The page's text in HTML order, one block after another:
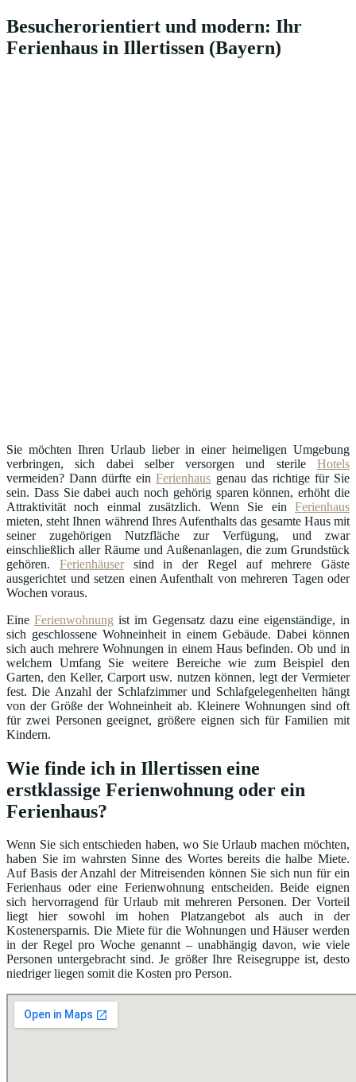
Besucherorientiert und modern: Ihr
Ferienhaus in Illertissen (Bayern)
Sie möchten Ihren Urlaub lieber in einer heimeligen Umgebung
verbringen, sich dabei selber versorgen und sterile Hotels
vermeiden? Dann dürfte einFerienhaus genau das richtige für Sie
sein. Dass Sie dabei auch noch gehörig sparen können, erhöht die
Attraktivität noch einmal zusätzlich. Wenn Sie ein Ferienhaus
mieten, steht Ihnen während Ihres Aufenthalts das gesamte Haus mit
seiner zugehörigen Nutzfläche zur Verfügung, und zwar
einschließlich aller Räume und Außenanlagen, die zum Grundstück
gehören. Ferienhäusersind in der Regel auf mehrere Gäste
ausgerichtet und setzen einen Aufenthalt von mehreren Tagen oder
Wochen voraus.
EineFerienwohnung ist im Gegensatz dazu eine eigenständige, in
sich geschlossene Wohneinheit in einem Gebäude. Dabei können
sich auch mehrere Wohnungen in einem Haus befinden. Ob und in
welchem Umfang Sie weitere Bereiche wie zum Beispiel den
Garten, den Keller, Carport usw. nutzen können, legt der Vermieter
fest. Die Anzahl der Schlafzimmer und Schlafgelegenheiten hängt
von der Größe der Wohneinheit ab. Kleinere Wohnungen sind oft
für zwei Personen geeignet, größere eignen sich für Familien mit
Kindern.
Wie finde ich in Illertissen eine
erstklassige Ferienwohnung oder ein
Ferienhaus?
Wenn Sie sich entschieden haben, wo Sie Urlaub machen möchten,
haben Sie im wahrsten Sinne des Wortes bereits die halbe Miete.
Auf Basis der Anzahl der Mitreisenden können Sie sich nun für ein
Ferienhaus oder eine Ferienwohnung entscheiden. Beide eignen
sich hervorragend für Urlaub mit mehreren Personen. Der Vorteil
liegt hier sowohl im hohen Platzangebot als auch in der
Kostenersparnis. Die Miete für die Wohnungen und Häuser werden
in der Regel pro Woche genannt – unabhängig davon, wie viele
Personen untergebracht sind. Je größer Ihre Reisegruppe ist, desto
niedriger liegen somit die Kosten pro Person.